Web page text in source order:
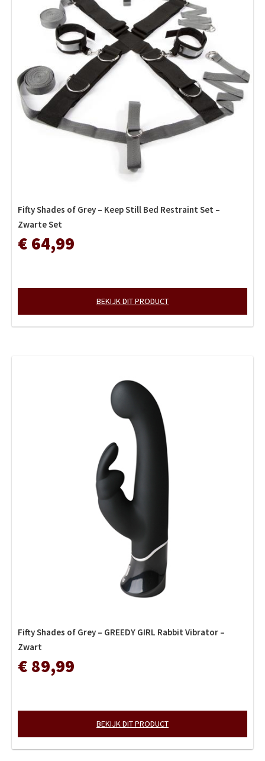
Fifty Shades of Grey – Keep Still Bed Restraint Set –
Zwarte Set
€ 64,99
BEKIJK DIT PRODUCT
Fifty Shades of Grey – GREEDY GIRL Rabbit Vibrator –
Zwart
€ 89,99
BEKIJK DIT PRODUCT